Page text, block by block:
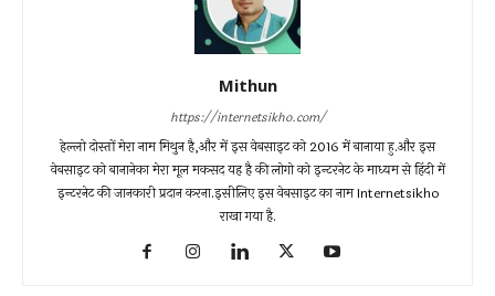
Mithun
https://internetsikho.com/
हेल्लो दोस्तों मेरा नाम मिथुन है,और में इस वेबसाइट को 2016 में बानाया हु.और इस
वेबसाइट को बानानेका मेरा मूल मकसद यह है की लोगो को इन्टरनेट के माध्यम से हिंदी में
इन्टरनेट की जानकारी प्रदान करना.इसीलिए इस वेबसाइट का नाम Internetsikho
राखा गया है.